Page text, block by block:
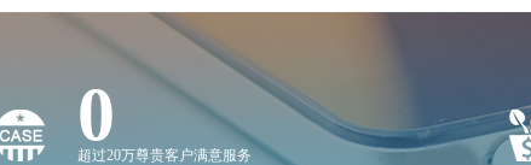
0
超过20万尊贵客户满意服务